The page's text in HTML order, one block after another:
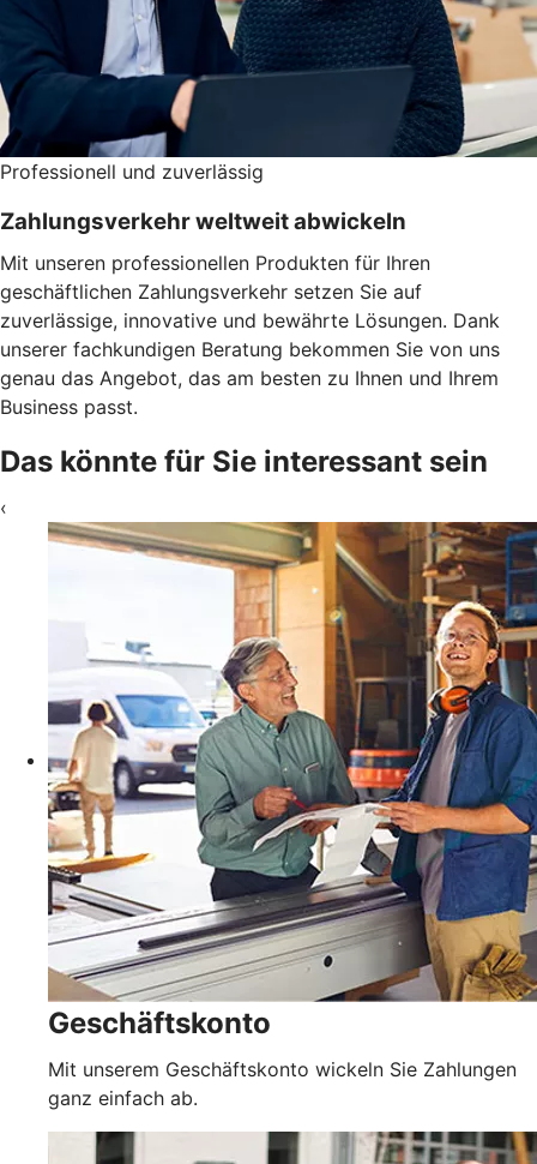
Professionell und zuverlässig
Zahlungsverkehr weltweit abwickeln
Mit unseren professionellen Produkten für Ihren
geschäftlichen Zahlungsverkehr setzen Sie auf
zuverlässige, innovative und bewährte Lösungen. Dank
unserer fachkundigen Beratung bekommen Sie von uns
genau das Angebot, das am besten zu Ihnen und Ihrem
Business passt.
Das könnte für Sie interessant sein
‹
Geschäftskonto
Mit unserem Geschäftskonto wickeln Sie Zahlungen
ganz einfach ab.